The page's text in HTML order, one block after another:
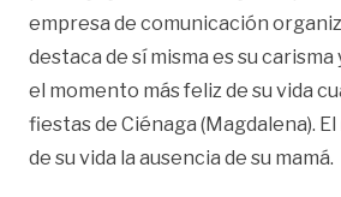
empresa de comunicación
destaca de sí misma es su
el momento más feliz de su vida
fiestas de Ciénaga (Magdalena).
de su vida la ausencia de su mamá.